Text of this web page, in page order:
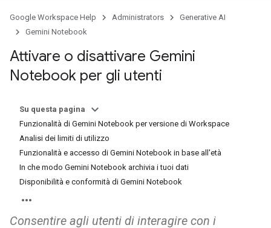
Google Workspace Help Administrators
Generative AI
Gemini Notebook
Attivare o disattivare Gemini
Notebook per gli utenti
Su questa pagina
Funzionalità di Gemini Notebook per versione di Workspace
Analisi dei limiti di utilizzo
Funzionalità e accesso di Gemini Notebook in base all'età
In che modo Gemini Notebook archivia i tuoi dati
Disponibilità e conformità di Gemini Notebook
Consentire agli utenti di interagire con i